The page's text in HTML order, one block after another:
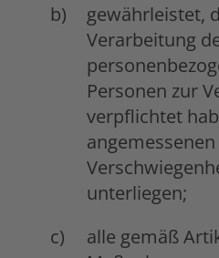
gewährleistet,
Verarbeitung
Personen zur
verpflichtet
unterliegen;
alle gemäß